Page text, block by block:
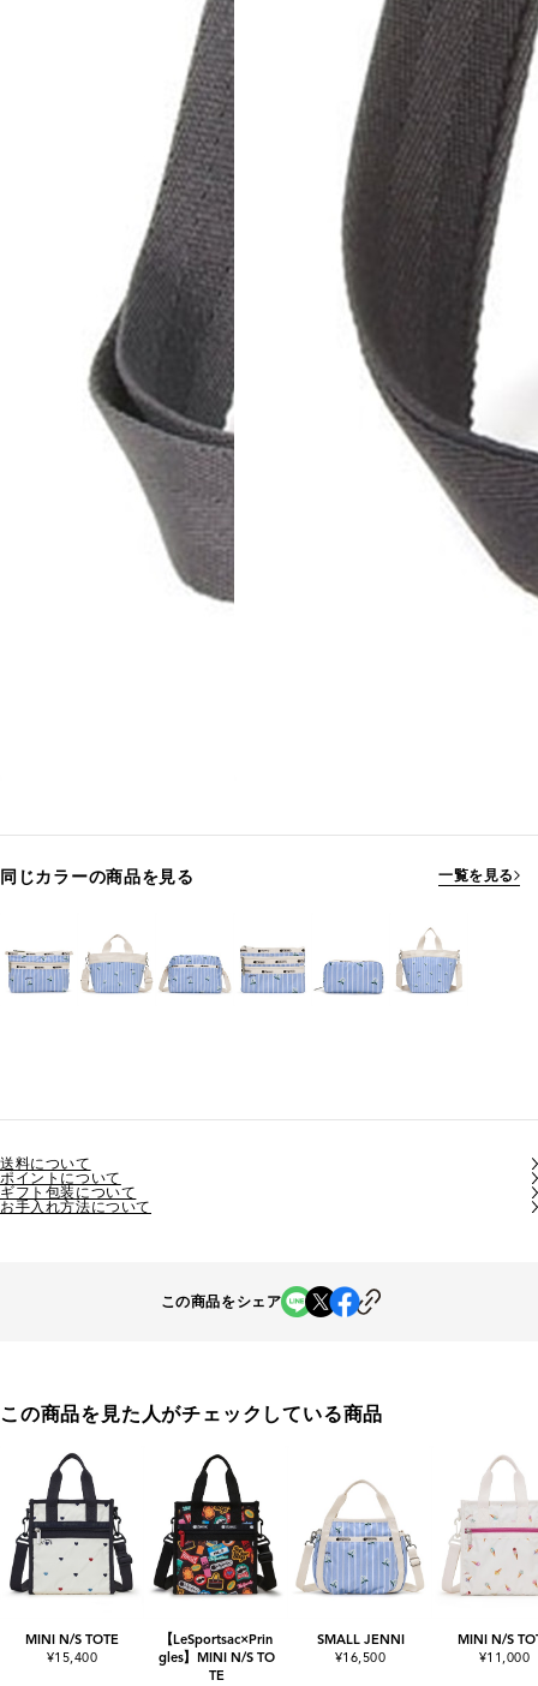
同じカラーの商品を見る 一覧を見る
送料について
ポイントについて
ギフト包装について
お手入れ方法について
この商品をシェア
この商品を見た人がチェックしている商品
MINI N/S TOTE
¥15,400
【LeSportsac×Prin
gles】MINI N/S TO
TE
SMALL JENNI
¥16,500
MINI N/S
¥11,000